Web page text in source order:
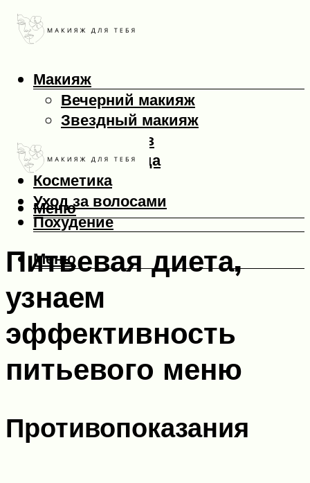
Макияж
Вечерний макияж
Звездный макияж
Макияж глаз
Макияж лица
Косметика
Уход за волосами
Похудение
Меню
Меню
Питьевая диета,
узнаем
эффективность
питьевого меню
Противопоказания